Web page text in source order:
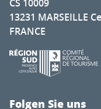
CS 10009
13231 MARSEILLE
FRANCE
Folgen Sie uns